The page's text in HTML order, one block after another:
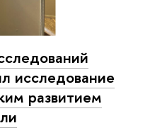
развитием